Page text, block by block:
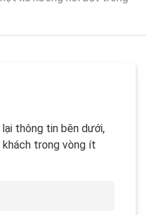
thông tin bên dưới,
khách trong vòng ít